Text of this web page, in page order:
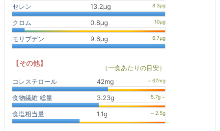
セレン 13.2μg
クロム 0.8μg
モリブデン 9.6μg
【その他】
（一食あたりの目安）
コレステロール
42mg
食物繊維 総量 3.23g
食塩相当量 1.1g